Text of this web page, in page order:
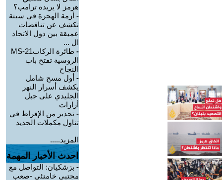
هرمز لا يريده ترامب؟
- أزمة الهجرة في سبتة
تكشف عن تناقضات
عميقة بين دول الاتحاد
ال ...
-
طائرة الركابMS-21
الروسية تفتح باب
النجاح
- أول مسح شامل
يكشف أسرار النهر
الجليدي على جبل
أرارات
- تحذير من الإفراط في
تناول مكملات الحديد
المزيد.....
احدث الأخبار المهمة
- بزشكيان: التواصل مع
مجتبى خامنئي -صعب